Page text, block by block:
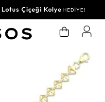
Lotus Çiçeği Kolye HEDİYE!